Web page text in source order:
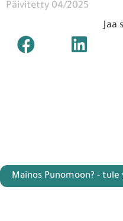
Päivitetty 04/2025
Jaa
Mainos Punomoon? -